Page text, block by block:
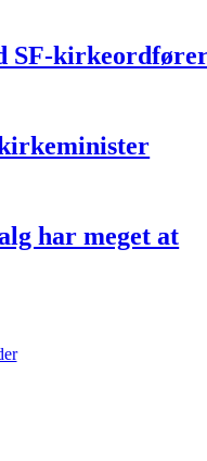
SF-
har meget at